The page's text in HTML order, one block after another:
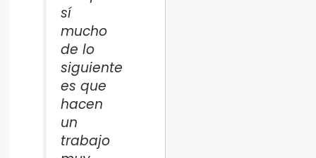
sí
mucho
de lo
siguiente
es que
hacen
un
trabajo